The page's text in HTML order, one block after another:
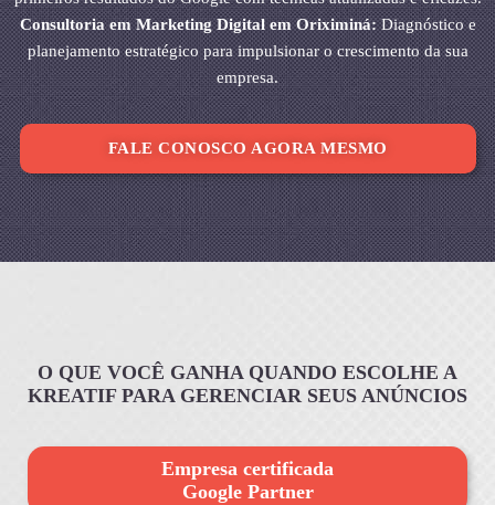
Consultoria em Marketing Digital em Oriximiná:Diagnóstico e
planejamento estratégico para impulsionar o crescimento da sua
empresa.
FALE CONOSCO AGORA MESMO
O QUE VOCÊ GANHA QUANDO ESCOLHE A
KREATIF PARA GERENCIAR SEUS ANÚNCIOS
Empresa certificada
Google Partner